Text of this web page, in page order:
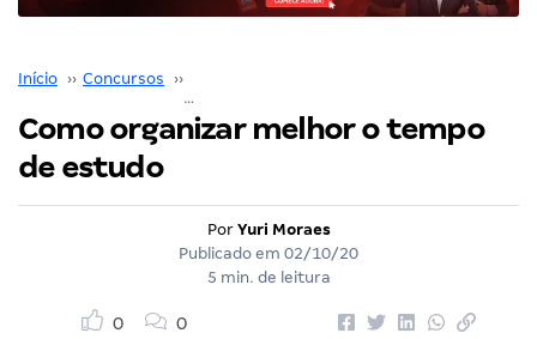
Início ›› Concursos ››
Como organizar melhor o tempo
de estudo
Por Yuri Moraes
Publicado em 02/10/20
5 min. de leitura
0 0